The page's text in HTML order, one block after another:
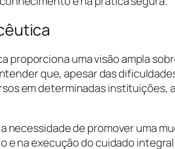
proporciona uma visão ampla
que, apesar das
em determinadas instituições,
de promover uma
e na execução do cuidado